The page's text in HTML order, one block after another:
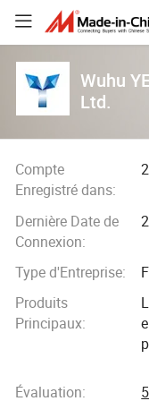
Wuhu
Ltd.
Compte
Enregistré dans:
Dernière Date de
Connexion:
Type d'Entreprise:
Produits
Principaux:
Évaluation: